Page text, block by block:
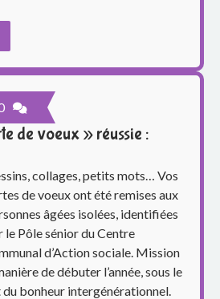
de voeux » réussie :
collages, petits mots… Vos
de voeux ont été remises aux
âgées isolées, identifiées
le Pôle sénior du Centre
d’Action sociale. Mission
de débuter l’année, sous le
bonheur intergénérationnel.